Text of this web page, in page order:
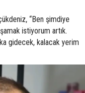
“Ben şimdiye
istiyorum artık.
gidecek, kalacak yerim